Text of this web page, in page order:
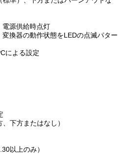
電源供給時点灯
換器の動作状態をLEDの点滅パター
による設定
下方またはなし）
以上のみ）